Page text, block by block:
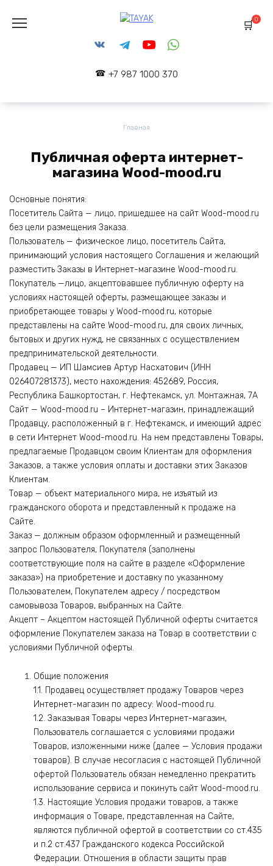
содержанию
+7 987 1000 370
0
Главная
Публичная оферта интернет-
магазина Wood-mood.ru
Основные понятия:
Посетитель Сайта — лицо, пришедшее на сайт Wood-mood.ru
без цели размещения Заказа.
Пользователь — физическое лицо, посетитель Сайта,
принимающий условия настоящего Соглашения и желающий
разместить Заказы в Интернет-магазине Wood-mood.ru.
Покупатель —лицо, акцептовавшее публичную оферту на
условиях настоящей оферты, размещающее заказы и
приобретающее товары у Wood-mood.ru, которые
представлены на сайте Wood-mood.ru, для своих личных,
бытовых и других нужд, не связанных с осуществлением
предпринимательской деятельности.
Продавец — ИП Шамсиев Артур Насхатович (ИНН
026407281373), место нахождения: 452689, Россия,
Республика Башкортостан, г. Нефтекамск, ул. Монтажная, 7А
Сайт — Wood-mood.ru – Интернет-магазин, принадлежащий
Продавцу, расположенный в г. Нефтекамск, и имеющий адрес
в сети Интернет Wood-mood.ru. На нем представлены Товары,
предлагаемые Продавцом своим Клиентам для оформления
Заказов, а также условия оплаты и доставки этих Заказов
Клиентам.
Товар — объект материального мира, не изъятый из
гражданского оборота и представленный к продаже на
Сайте.
Заказ — должным образом оформленный и размещенный
запрос Пользователя, Покупателя (заполнены
соответствующие поля на сайте в разделе «Оформление
заказа») на приобретение и доставку по указанному
Пользователем, Покупателем адресу / посредством
самовывоза Товаров, выбранных на Сайте.
Акцепт – Акцептом настоящей Публичной оферты считается
оформление Покупателем заказа на Товар в соответствии с
условиями Публичной оферты.
Общие положения
1.1. Продавец осуществляет продажу Товаров через
Интернет-магазин по адресу: Wood-mood.ru.
1.2. Заказывая Товары через Интернет-магазин,
Пользователь соглашается с условиями продажи
Товаров, изложенными ниже (далее — Условия продажи
товаров). В случае несогласия с настоящей Публичной
офертой Пользователь обязан немедленно прекратить
использование сервиса и покинуть сайт Wood-mood.ru.
1.3. Настоящие Условия продажи товаров, а также
информация о Товаре, представленная на Сайте,
являются публичной офертой в соответствии со ст.435
и п.2 ст.437 Гражданского кодекса Российской
Федерации. Отношения в области защиты прав